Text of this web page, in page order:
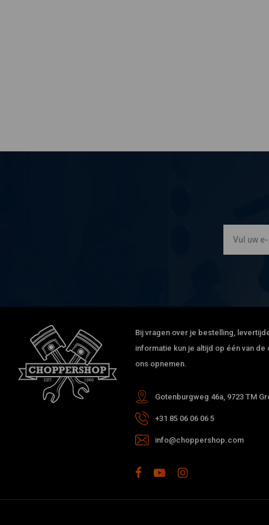
Bij vragen over je bestelling,
informatie kun je altijd op één van
ons opnemen.
Gotenburgweg 46a, 9723 TM
+31 85 06 06 06 5
info@choppershop.com